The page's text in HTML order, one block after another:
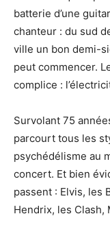
batterie d’une
chanteur : du sud
ville un bon demi-
peut commencer.
complice :
Survolant 75
parcourt tous les
psychédélisme au
concert. Et bien
passent : Elvis, les
Hendrix, les Clash,